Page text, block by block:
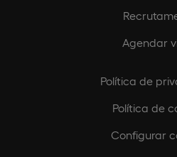
Agendar
Política de
Política de
Configurar